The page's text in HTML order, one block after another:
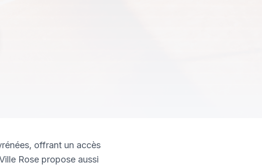
offrant un accès
Rose propose aussi